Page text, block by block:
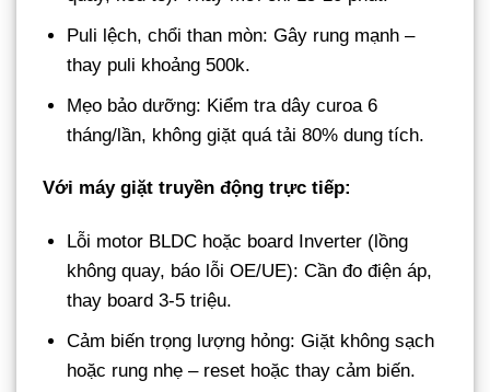
Puli lệch, chổi than mòn: Gây rung mạnh –
thay puli khoảng 500k.
Mẹo bảo dưỡng: Kiểm tra dây curoa 6
tháng/lần, không giặt quá tải 80% dung tích.
Với máy giặt truyền động trực tiếp:
Lỗi motor BLDC hoặc board Inverter (lồng
không quay, báo lỗi OE/UE): Cần đo điện áp,
thay board 3-5 triệu.
Cảm biến trọng lượng hỏng: Giặt không sạch
hoặc rung nhẹ – reset hoặc thay cảm biến.